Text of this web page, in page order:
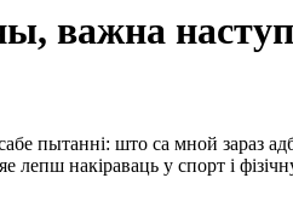
важна
пытанні: што са мной зараз
лепш накіраваць у спорт і